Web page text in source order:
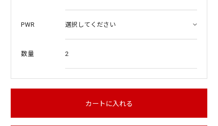
PWR
数量 2
カートに入れる